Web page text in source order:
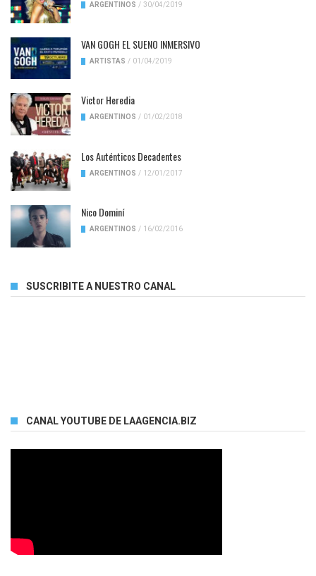
ARGENTINOS / 30/04/2019
VAN GOGH EL SUENO INMERSIVO
ARTISTAS / 01/04/2019
Victor Heredia
ARGENTINOS / 01/02/2018
Los Auténticos Decadentes
ARGENTINOS / 12/01/2017
Nico Dominí
ARGENTINOS / 16/02/2016
SUSCRIBITE A NUESTRO CANAL
CANAL YOUTUBE DE LAAGENCIA.BIZ